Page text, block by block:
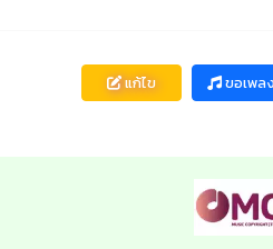
แก้ไข ขอเพลง